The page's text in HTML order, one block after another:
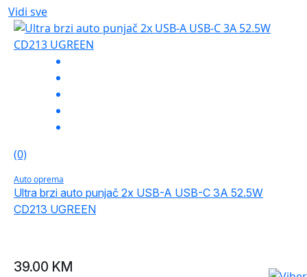
Vidi sve
(0)
Auto oprema
Ultra brzi auto punjač 2x USB-A USB-C 3A 52.5W
CD213 UGREEN
39.00 KM